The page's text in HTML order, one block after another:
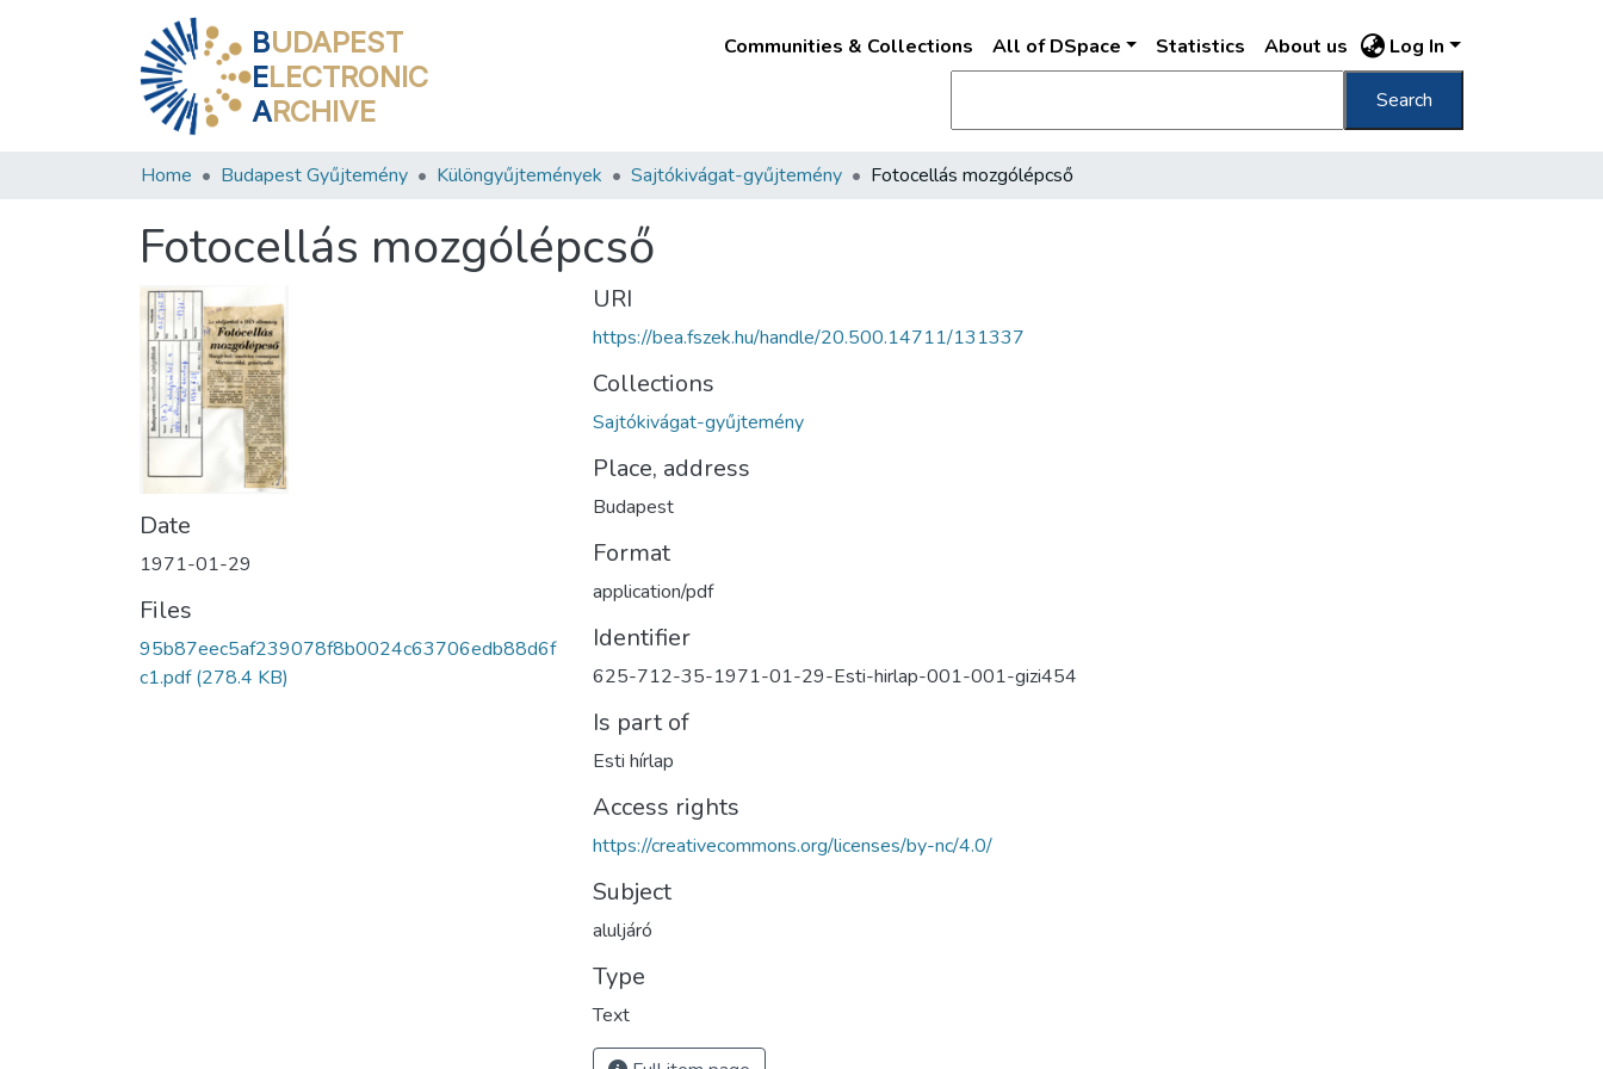
BUDAPEST
ELECTRONIC
ARCHIVE
Communities & Collections All of DSpace Statistics About us Log In
Search
Home Budapest Gyűjtemény Különgyűjtemények Sajtókivágat-gyűjtemény Fotocellás mozgólépcső
Fotocellás mozgólépcső
Date
1971-01-29
Files
95b87eec5af239078f8b0024c63706edb88d6f
c1.pdf(278.4 KB)
URI
https://bea.fszek.hu/handle/20.500.14711/131337
Collections
Sajtókivágat-gyűjtemény
Place, address
Budapest
Format
application/pdf
Identifier
625-712-35-1971-01-29-Esti-hirlap-001-001-gizi454
Is part of
Esti hírlap
Access rights
https://creativecommons.org/licenses/by-nc/4.0/
Subject
aluljáró
Type
Text